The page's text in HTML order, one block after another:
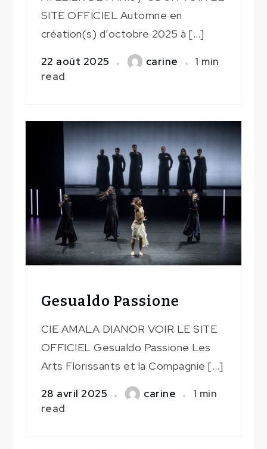
SITE OFFICIEL Automne en
création(s) d’octobre 2025 à […]
22 août 2025 carine
1 min
read
Gesualdo Passione
CIE AMALA DIANOR VOIR LE SITE
OFFICIEL Gesualdo Passione Les
Arts Florissants et la Compagnie […]
28 avril 2025 carine
1 min
read